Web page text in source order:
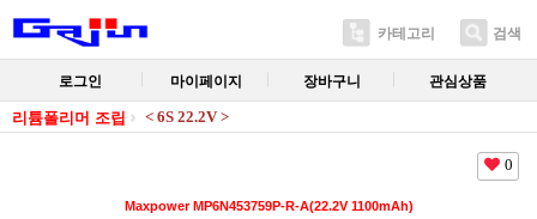
카테고리 검색
로그인 마이페이지 장바구니 관심상품
리튬폴리머 조립 < 6S 22.2V >
0
Maxpower MP6N453759P-R-A(22.2V 1100mAh)